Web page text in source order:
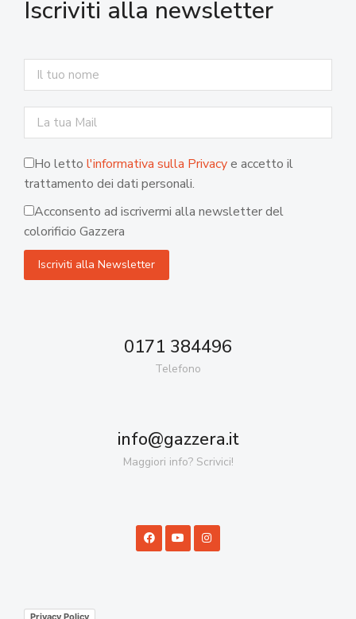
Iscriviti alla newsletter
Ho letto l'informativa sulla Privacye accetto il
trattamento dei dati personali.
Acconsento ad iscrivermi alla newsletter del
colorificio Gazzera
0171 384496
Telefono
info@gazzera.it
Maggiori info? Scrivici!